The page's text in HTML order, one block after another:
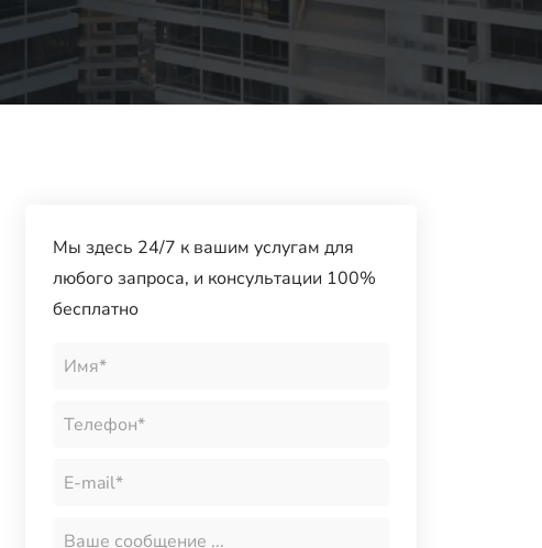
Мы здесь 24/7 к вашим услугам для
любого запроса, и консультации 100%
бесплатно